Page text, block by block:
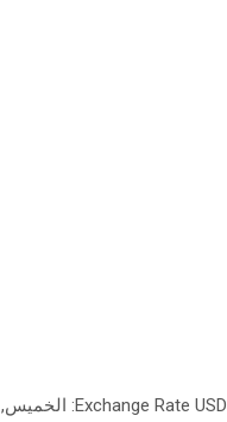
Exchange Rate USD : الخميس, 6 أغسطس.